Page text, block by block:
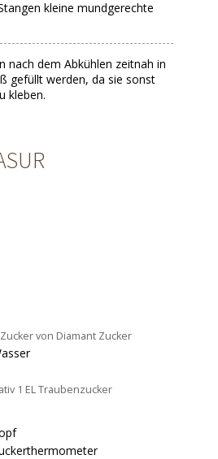
kleine mundgerechte
nach dem Abkühlen zeitnah in
gefüllt werden, da sie sonst
kleben.
von Diamant Zucker
1 EL Traubenzucker